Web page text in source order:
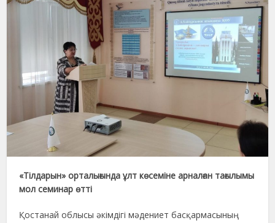
«Тілдарын» орталығында ұлт көсеміне арналған тағылымы
мол семинар өтті
Қостанай облысы әкімдігі мәдениет басқармасының